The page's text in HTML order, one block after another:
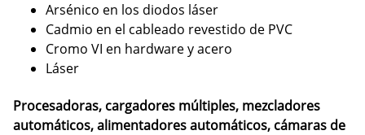
Arsénico en los diodos láser
Cadmio en el cableado revestido de PVC
Cromo VI en hardware y acero
Láser
Procesadoras, cargadores múltiples, mezcladores
automáticos, alimentadores automáticos, cámaras de